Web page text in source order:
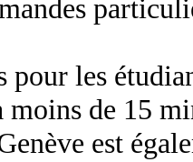
pour les
moins de 15
est